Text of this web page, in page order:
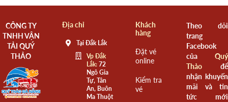
CÔNG TY
TNHH VẬN
TẢI QUÝ
THẢO
Địa chỉ
Tại Đắk Lắk
Vp Đắk
Lắk:72
Ngô Gia
Tự, Tân
An, Buôn
Ma Thuột
Khách
hàng
Đặt vé
online
Kiểm tra
vé
Theo dõi
trang
Facebook
của Quý
Thảođể
nhận khuyến
mãi và tin
tức mới